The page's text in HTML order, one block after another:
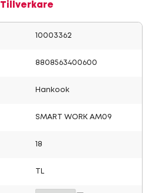
Tillverkare
10003362
8808563400600
Hankook
SMART WORK AM09
18